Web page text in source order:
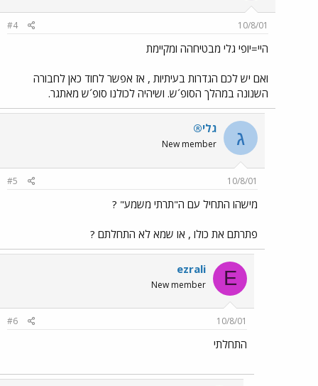
10/8/01
#4
היי=יופי גלי מבטיחהה ומקיימת
ואם יש לכם הגדרות בעיתיות , אז אפשר לחוד כאן לחבורה
השנונה במהלך הסופ´ש. ושיהיה לכולנו סופ´ש מאתגר.
ג גלי®
New member
10/8/01
#5
מישהו התחיל עם ה"תרתי משמע" ?
פתרתם את כולו , או שמא לא התחלתם ?
E
ezrali
New member
10/8/01
#6
התחלתי